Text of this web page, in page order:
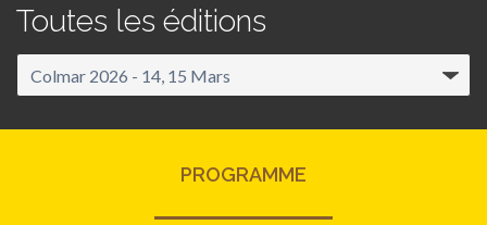
Toutes les éditions
PROGRAMME